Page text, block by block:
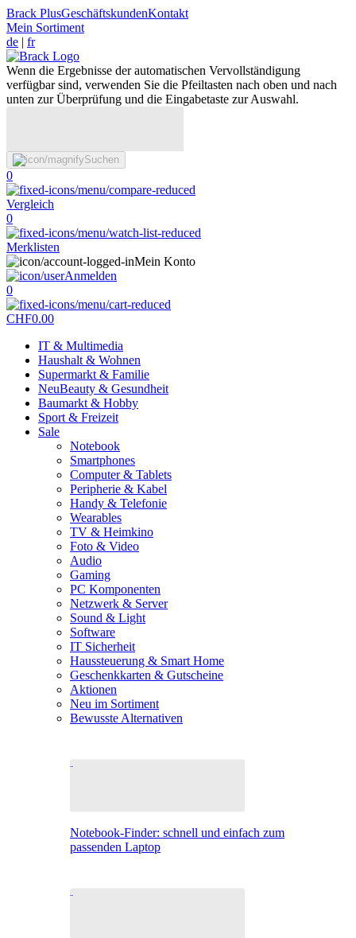
Brack PlusGeschäftskundenKontakt
Mein Sortiment
de | fr
Wenn die Ergebnisse der automatischen Vervollständigung
verfügbar sind, verwenden Sie die Pfeiltasten nach oben und nach
unten zur Überprüfung und die Eingabetaste zur Auswahl.
Suchen
0
Vergleich
0
Merklisten
Mein Konto
Anmelden
0
CHF0.00
IT & Multimedia
Haushalt & Wohnen
Supermarkt & Familie
NeuBeauty & Gesundheit
Baumarkt & Hobby
Sport & Freizeit
Sale
Notebook
Smartphones
Computer & Tablets
Peripherie & Kabel
Handy & Telefonie
Wearables
TV & Heimkino
Foto & Video
Audio
Gaming
PC Komponenten
Netzwerk & Server
Sound & Light
Software
IT Sicherheit
Haussteuerung & Smart Home
Geschenkkarten & Gutscheine
Aktionen
Neu im Sortiment
Bewusste Alternativen
Notebook-Finder: schnell und einfach zum
passenden Laptop